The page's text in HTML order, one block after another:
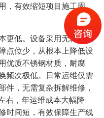
，有效缩短项目施工周
更低。设备采用无转动核
点位少，从根本上降低设
优质不锈钢材质，耐腐
频次极低。日常运维仅需
件，无需复杂拆解维修，
右，年运维成本大幅降
时间短，有效保障生产线